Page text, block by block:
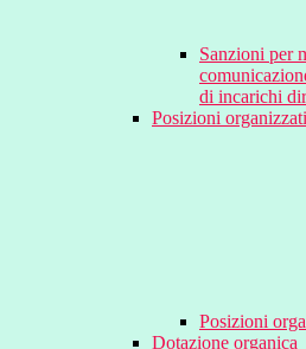
Sanzioni per
di incarichi
Posizioni
Posizioni
Dotazione organica